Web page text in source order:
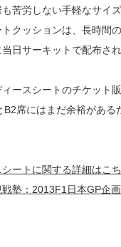
苦労しない手軽なサイ
クッションは、長時間
日サーキットで配布され
ースシートのチケット
B2席にはまだ余裕があ
ートに関する詳細はこ
塾：2013F1日本GP企